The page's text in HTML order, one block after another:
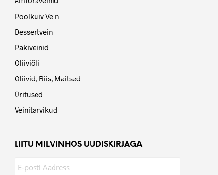
Poolkuiv Vein
Dessertvein
Pakiveinid
Oliiviõli
Oliivid, Riis, Maitsed
Üritused
Veinitarvikud
LIITU MILVINHOS UUDISKIRJAGA